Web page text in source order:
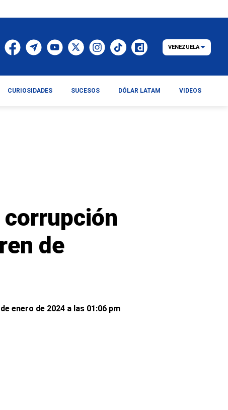
de
enero de 2024 a las 01:06 pm
VENEZUELA
CURIOSIDADES SUCESOS DÓLAR LATAM VIDEOS